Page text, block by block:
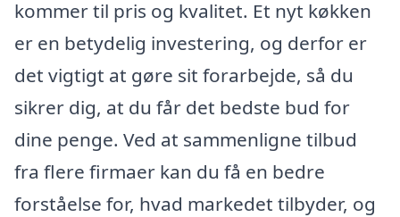
kommer til pris og kvalitet. Et nyt køkken
er en betydelig investering, og derfor er
det vigtigt at gøre sit forarbejde, så du
sikrer dig, at du får det bedste bud for
dine penge. Ved at sammenligne tilbud
fra flere firmaer kan du få en bedre
forståelse for, hvad markedet tilbyder, og